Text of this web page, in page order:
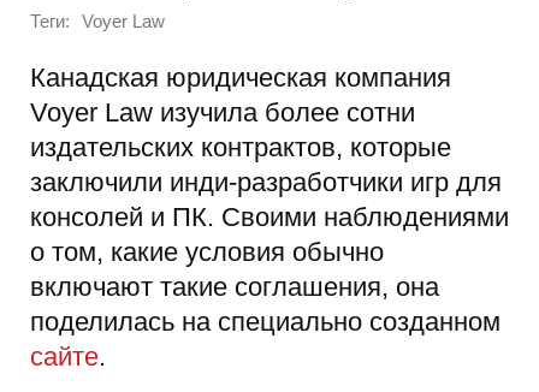
Теги: Voyer Law
Канадская юридическая компания
Voyer Law изучила более сотни
издательских контрактов, которые
заключили инди-разработчики игр для
консолей и ПК. Своими наблюдениями
о том, какие условия обычно
включают такие соглашения, она
поделилась на специально созданном
сайте.